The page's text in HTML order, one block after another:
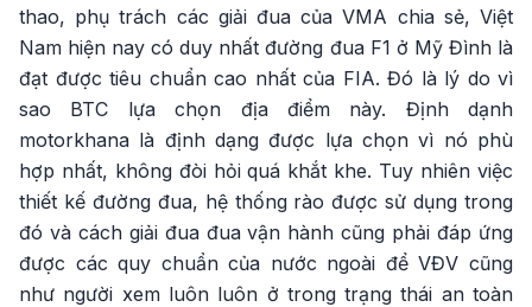
thao, phụ trách các giải đua của VMA chia sẻ, Việt
Nam hiện nay có duy nhất đường đua F1 ở Mỹ Đình là
đạt được tiêu chuẩn cao nhất của FIA. Đó là lý do vì
sao BTC lựa chọn địa điểm này. Định dạnh
motorkhana là định dạng được lựa chọn vì nó phù
hợp nhất, không đòi hỏi quá khắt khe. Tuy nhiên việc
thiết kế đường đua, hệ thống rào được sử dụng trong
đó và cách giải đua đua vận hành cũng phải đáp ứng
được các quy chuẩn của nước ngoài để VĐV cũng
như người xem luôn luôn ở trong trạng thái an toàn